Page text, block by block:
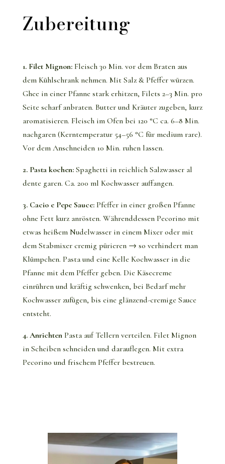
Zubereitung
1. Filet Mignon: Fleisch 30 Min. vor dem Braten aus
dem Kühlschrank nehmen. Mit Salz & Pfeffer würzen.
Ghee in einer Pfanne stark erhitzen, Filets 2–3 Min. pro
Seite scharf anbraten. Butter und Kräuter zugeben, kurz
aromatisieren. Fleisch im Ofen bei 120 °C ca. 6–8 Min.
nachgaren (Kerntemperatur 54–56 °C für medium rare).
Vor dem Anschneiden 10 Min. ruhen lassen.
2. Pasta kochen: Spaghetti in reichlich Salzwasser al
dente garen. Ca. 200 ml Kochwasser auffangen.
3. Cacio e Pepe Sauce: Pfeffer in einer großen Pfanne
ohne Fett kurz anrösten. Währenddessen Pecorino mit
etwas heißem Nudelwasser in einem Mixer oder mit
dem Stabmixer cremig pürieren → so verhindert man
Klümpchen. Pasta und eine Kelle Kochwasser in die
Pfanne mit dem Pfeffer geben. Die Käsecreme
einrühren und kräftig schwenken, bei Bedarf mehr
Kochwasser zufügen, bis eine glänzend-cremige Sauce
entsteht.
4. Anrichten Pasta auf Tellern verteilen. Filet Mignon
in Scheiben schneiden und darauflegen. Mit extra
Pecorino und frischem Pfeffer bestreuen.